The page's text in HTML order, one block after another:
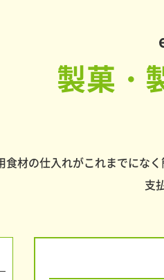
製菓・
食材の仕入れがこれまでにな
支